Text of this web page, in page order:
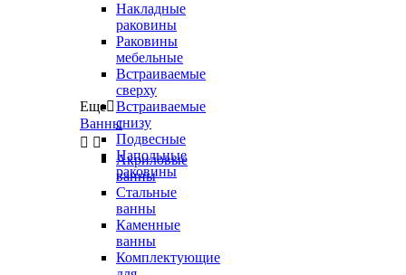
Накладные
раковины
Раковины
мебельные
Встраиваемые
сверху
Встраиваемые
снизу
Подвесные
Напольные
раковины
Еще
Ванны
 
Акриловые
ванны
Стальные
ванны
Каменные
ванны
Комплектующие